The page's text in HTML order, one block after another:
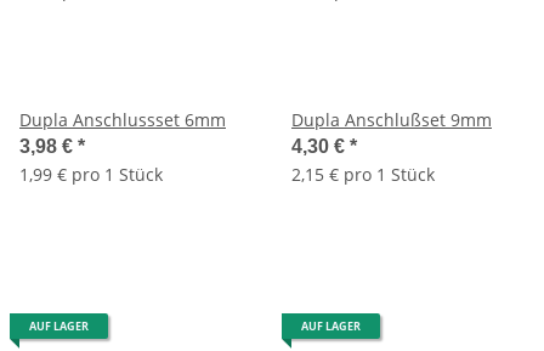
Dupla Anschlussset 6mm
3,98 € *
1,99 € pro 1 Stück
Dupla Anschlußset 9mm
4,30 € *
2,15 € pro 1 Stück
AUF LAGER AUF LAGER